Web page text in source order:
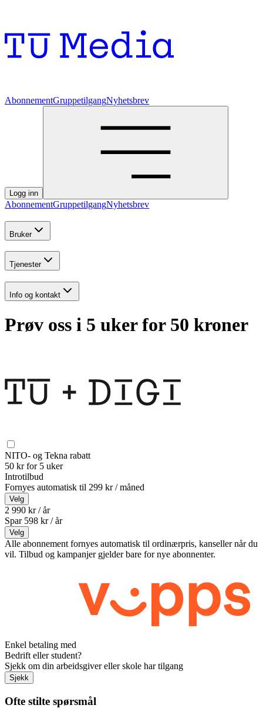
AbonnementGruppetilgangNyhetsbrev
Logg inn
AbonnementGruppetilgangNyhetsbrev
Bruker
Tjenester
Info og kontakt
Prøv oss i 5 uker for 50 kroner
NITO- og Tekna rabatt
50 kr for 5 uker
Introtilbud
Fornyes automatisk til 299 kr / måned
Velg
2 990 kr / år
Spar 598 kr /år
Velg
Alle abonnement fornyes automatisk til ordinærpris, kanseller når du
vil. Tilbud og kampanjer gjelder bare for nye abonnenter.
Enkel betaling med
Bedrift eller student?
Sjekk om din arbeidsgiver eller skole har tilgang
Sjekk
Ofte stilte spørsmål